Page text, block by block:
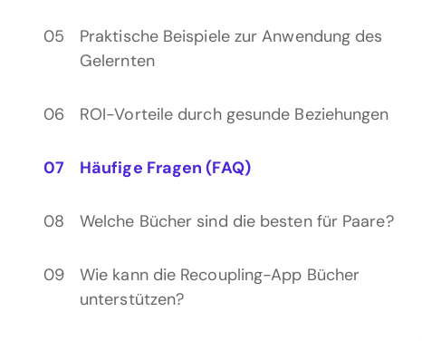
Praktische Beispiele zur Anwendung des
Gelernten
ROI-Vorteile durch gesunde Beziehungen
Häufige Fragen (FAQ)
Welche Bücher sind die besten für Paare?
Wie kann die Recoupling-App Bücher
unterstützen?